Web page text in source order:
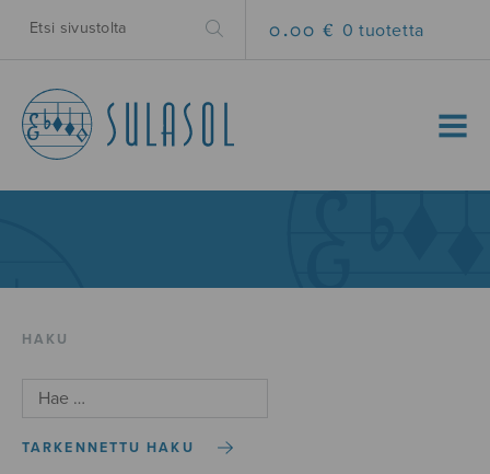
0.00 € 0 tuotetta
MENU
HAKU
TARKENNETTU HAKU